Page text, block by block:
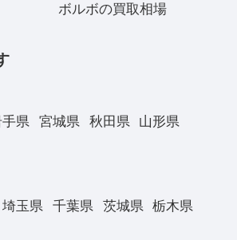
ボルボの買取相場
県 宮城県 秋田県
山形県
埼玉県 千葉県 茨城県
栃木県